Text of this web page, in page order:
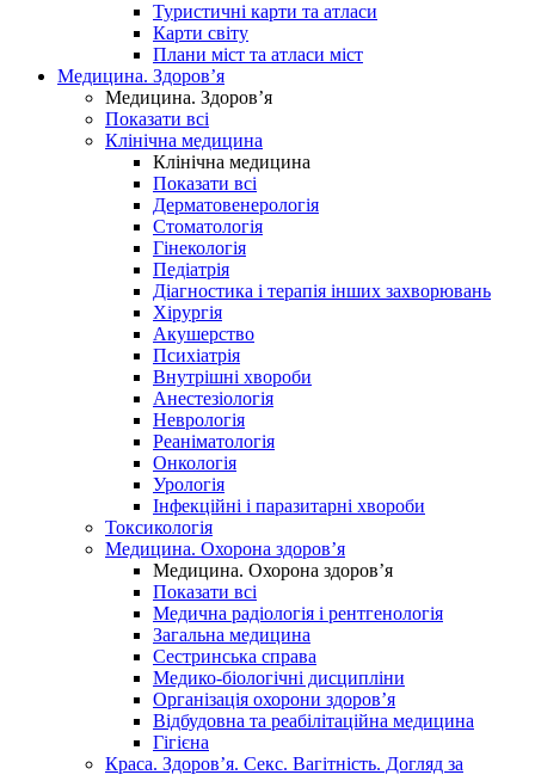
Туристичні карти та атласи
Карти світу
Плани міст та атласи міст
Медицина. Здоров’я
Медицина. Здоров’я
Показати всі
Клінічна медицина
Клінічна медицина
Показати всі
Дерматовенерологія
Стоматологія
Гінекологія
Педіатрія
Діагностика і терапія інших захворювань
Хірургія
Акушерство
Психіатрія
Внутрішні хвороби
Анестезіологія
Неврологія
Реаніматологія
Онкологія
Урологія
Інфекційні і паразитарні хвороби
Токсикологія
Медицина. Охорона здоров’я
Медицина. Охорона здоров’я
Показати всі
Медична радіологія і рентгенологія
Загальна медицина
Сестринська справа
Медико-біологічні дисципліни
Організація охорони здоров’я
Відбудовна та реабілітаційна медицина
Гігієна
Краса. Здоров’я. Секс. Вагітність. Догляд за